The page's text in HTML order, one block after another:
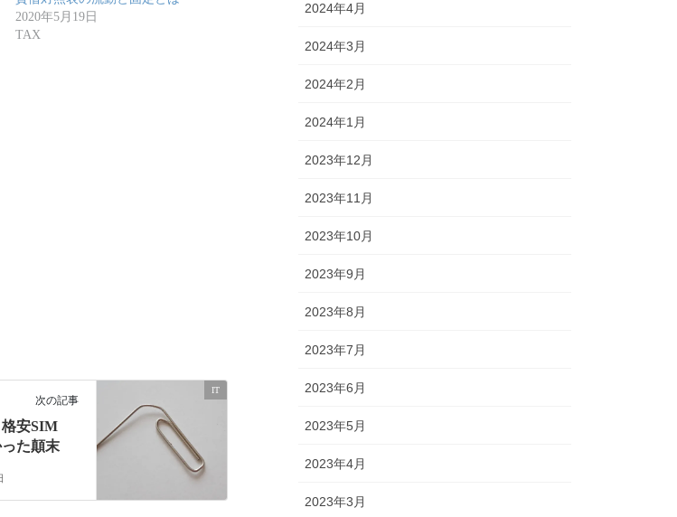
2020年5月19日
TAX
IT
次の記事
格安SIM
た顛末
2024年4月
2024年3月
2024年2月
2024年1月
2023年12月
2023年11月
2023年10月
2023年9月
2023年8月
2023年7月
2023年6月
2023年5月
2023年4月
2023年3月